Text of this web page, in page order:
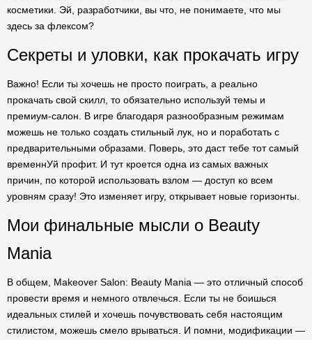
косметики. Эй, разработчики, вы что, не понимаете, что мы
здесь за флексом?
Секреты и уловки, как прокачать игру
Важно! Если ты хочешь не просто поиграть, а реально
прокачать свой скилл, то обязательно используй темы и
премиум-салон. В игре благодаря разнообразным режимам
можешь не только создать стильный лук, но и поработать с
предварительными образами. Поверь, это даст тебе тот самый
временнУй профит. И тут кроется одна из самых важных
причин, по которой использовать взлом — доступ ко всем
уровням сразу! Это изменяет игру, открывает новые горизонты.
Мои финальные мысли о Beauty
Mania
В общем, Makeover Salon: Beauty Mania — это отличный способ
провести время и немного отвлечься. Если ты не боишься
идеальных стилей и хочешь почувствовать себя настоящим
стилистом, можешь смело врываться. И помни, модификации —